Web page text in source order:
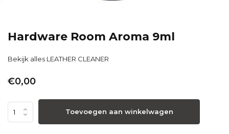
Hardware Room Aroma 9ml
Bekijk alles LEATHER CLEANER
€0,00
Toevoegen aan winkelwagen